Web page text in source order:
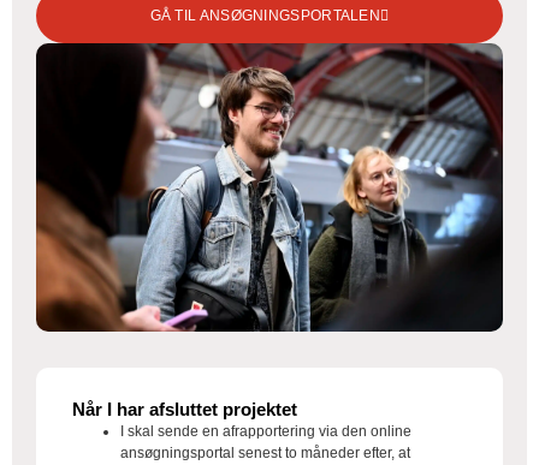
GÅ TIL ANSØGNINGSPORTALEN
Når I har afsluttet projektet
I skal sende en afrapportering via den online
ansøgningsportal senest to måneder efter, at